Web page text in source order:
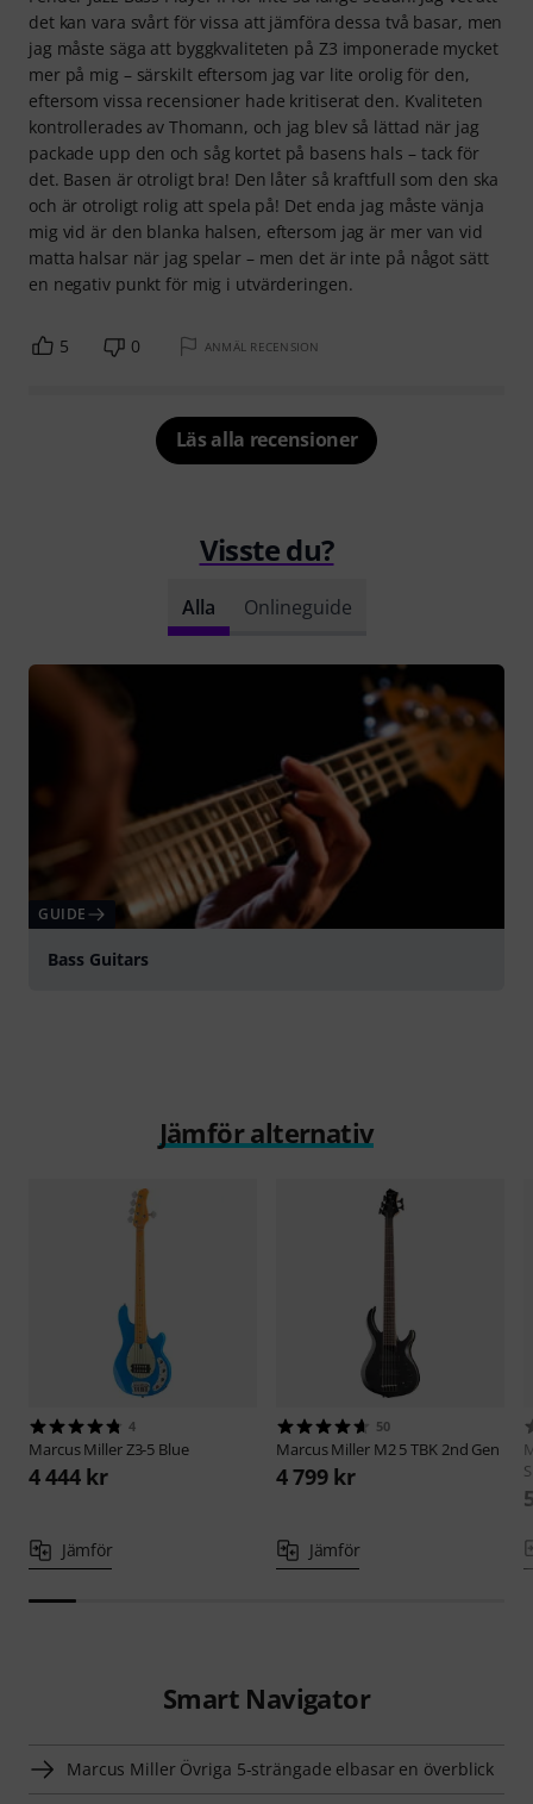
det kan vara svårt för vissa att jämföra dessa två basar, men
jag måste säga att byggkvaliteten på Z3 imponerade mycket
mer på mig – särskilt eftersom jag var lite orolig för den,
eftersom vissa recensioner hade kritiserat den. Kvaliteten
kontrollerades av Thomann, och jag blev så lättad när jag
packade upp den och såg kortet på basens hals – tack för
det. Basen är otroligt bra! Den låter så kraftfull som den ska
och är otroligt rolig att spela på! Det enda jag måste vänja
mig vid är den blanka halsen, eftersom jag är mer van vid
matta halsar när jag spelar – men det är inte på något sätt
en negativ punkt för mig i utvärderingen.
5 0 ANMÄL RECENSION
Läs alla recensioner
Visste du?
Alla Onlineguide
GUIDE
Bass Guitars
Jämför alternativ
4
Marcus MillerZ3-5 Blue
4 444 kr
Jämför
50
Marcus Miller M2 5 TBK 2nd Gen
4 799 kr
Jämför
Smart Navigator
Marcus Miller Övriga 5-strängade elbasar en överblick